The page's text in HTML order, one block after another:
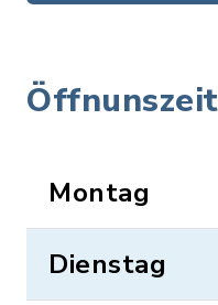
Montag
Dienstag